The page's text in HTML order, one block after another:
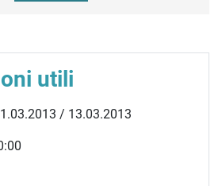
utili
/ 13.03.2013